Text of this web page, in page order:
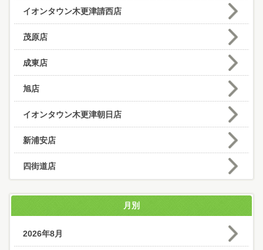
イオンタウン木更津請西店
茂原店
成東店
旭店
イオンタウン木更津朝日店
新浦安店
四街道店
月別
2026年8月